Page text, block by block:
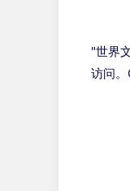
"世界
访问